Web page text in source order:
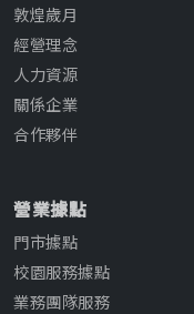
敦煌歲月
經營理念
人力資源
關係企業
合作夥伴
營業據點
門市據點
校園服務據點
業務團隊服務